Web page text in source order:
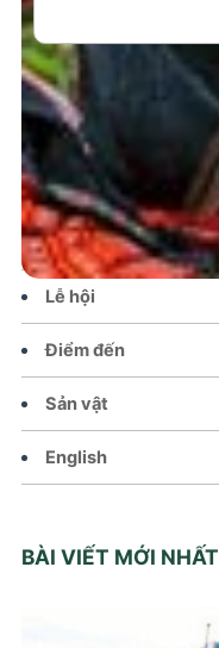
Trang chủ
Tin tức – Sự kiện
Chính sách
Văn hoá – Đời sống
Lễ hội
Điểm đến
Sản vật
English
BÀI VIẾT MỚI NHẤT